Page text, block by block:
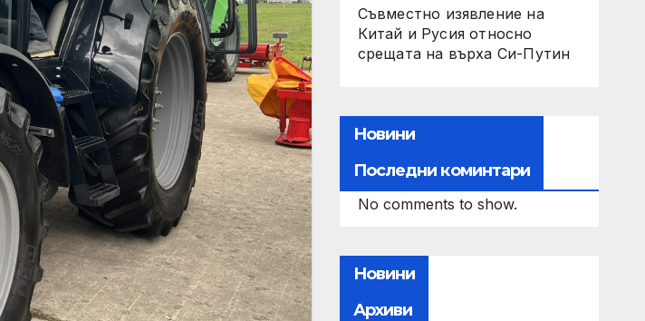
Съвместно изявление на
Китай и Русия относно
срещата на върха Си-Путин
Новини
Последни коминтари
No comments to show.
Новини
Архиви